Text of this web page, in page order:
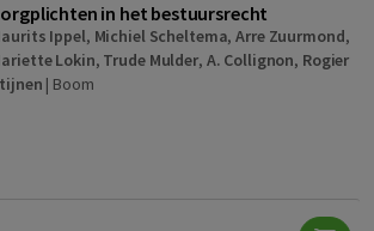
in het bestuursrecht
Ippel, Michiel Scheltema,Arre Zuurmond,
Lokin, Trude Mulder, A. Collignon, Rogier
| Boom